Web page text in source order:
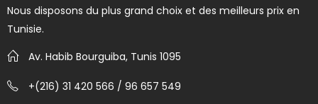
Nous disposons du plus grand choix et des meilleurs prix en
Tunisie.
Av. Habib Bourguiba, Tunis 1095
+(216) 31 420 566 / 96 657 549